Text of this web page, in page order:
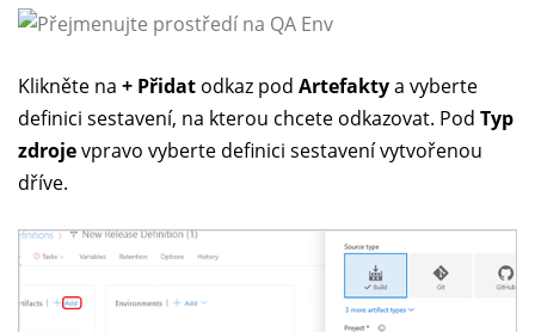
Klikněte na + Přidat odkaz pod Artefaktya vyberte
definici sestavení, na kterou chcete odkazovat. Pod Typ
zdrojevpravo vyberte definici sestavení vytvořenou
dříve.